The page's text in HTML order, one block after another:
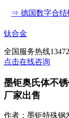
⇒ 德国数字合结
钛合金
全国服务热线
点击在线咨询
墨钜奥氏体不
厂家出售
作者：墨钜特殊钢